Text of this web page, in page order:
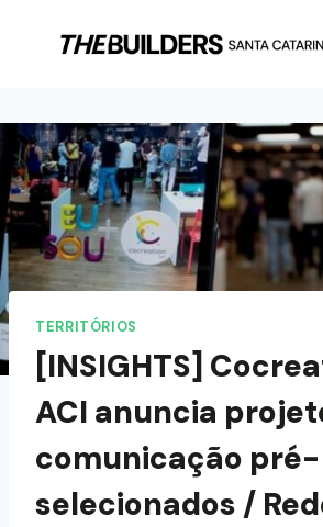
TERRITÓRIOS
[INSIGHTS]
ACI anuncia
comunicação pré-
selecionados /